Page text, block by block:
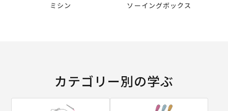
ミシン ソーイングボックス
カテゴリー別の学ぶ